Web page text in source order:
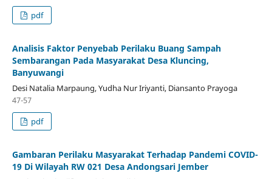
pdf
Analisis Faktor Penyebab Perilaku Buang Sampah
Sembarangan Pada Masyarakat Desa Kluncing,
Banyuwangi
Desi Natalia Marpaung, Yudha Nur Iriyanti, Diansanto Prayoga
47-57
pdf
Gambaran Perilaku Masyarakat Terhadap Pandemi COVID-
19 Di Wilayah RW 021 Desa Andongsari Jember